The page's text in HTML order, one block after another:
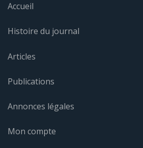
Accueil
Histoire du journal
Articles
Publications
Annonces légales
Mon compte